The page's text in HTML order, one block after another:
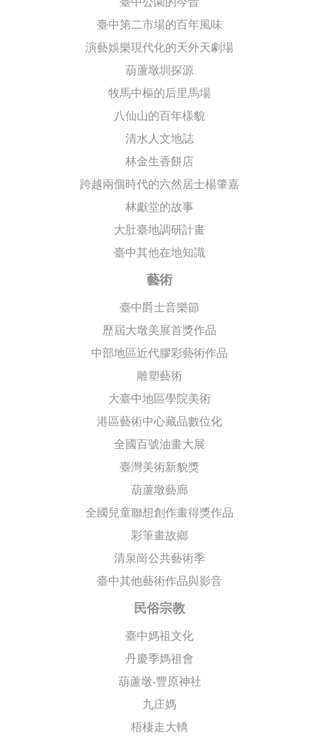
臺中第二市場的百年風味
演藝娛樂現代化的天外天劇場
葫蘆墩圳探源
牧馬中樞的后里馬場
八仙山的百年樣貌
清水人文地誌
林金生香餅店
跨越兩個時代的六然居士楊肇嘉
林獻堂的故事
大肚臺地調研計畫
臺中其他在地知識
藝術
臺中爵士音樂節
歷屆大墩美展首獎作品
中部地區近代膠彩藝術作品
雕塑藝術
大臺中地區學院美術
港區藝術中心藏品數位化
全國百號油畫大展
臺灣美術新貌獎
葫蘆墩藝廊
全國兒童聯想創作畫得獎作品
彩筆畫故鄉
清泉崗公共藝術季
臺中其他藝術作品與影音
民俗宗教
臺中媽祖文化
丹慶季媽祖會
葫蘆墩-豐原神社
九庄媽
梧棲走大轎